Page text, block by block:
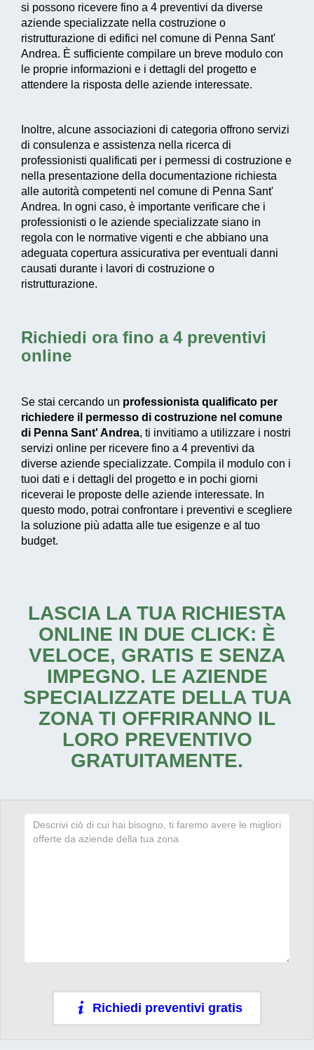
si possono ricevere fino a 4 preventivi da diverse
aziende specializzate nella costruzione o
ristrutturazione di edifici nel comune di Penna Sant'
Andrea. È sufficiente compilare un breve modulo con
le proprie informazioni e i dettagli del progetto e
attendere la risposta delle aziende interessate.
Inoltre, alcune associazioni di categoria offrono servizi
di consulenza e assistenza nella ricerca di
professionisti qualificati per i permessi di costruzione e
nella presentazione della documentazione richiesta
alle autorità competenti nel comune di Penna Sant'
Andrea. In ogni caso, è importante verificare che i
professionisti o le aziende specializzate siano in
regola con le normative vigenti e che abbiano una
adeguata copertura assicurativa per eventuali danni
causati durante i lavori di costruzione o
ristrutturazione.
Richiedi ora fino a 4 preventivi
online
Se stai cercando un professionista qualificato per
richiedere il permesso di costruzione nel comune
di Penna Sant' Andrea, ti invitiamo a utilizzare i nostri
servizi online per ricevere fino a 4 preventivi da
diverse aziende specializzate. Compila il modulo con i
tuoi dati e i dettagli del progetto e in pochi giorni
riceverai le proposte delle aziende interessate. In
questo modo, potrai confrontare i preventivi e scegliere
la soluzione più adatta alle tue esigenze e al tuo
budget.
LASCIA LA TUA RICHIESTA
ONLINE IN DUE CLICK: È
VELOCE, GRATIS E SENZA
IMPEGNO. LE AZIENDE
SPECIALIZZATE DELLA TUA
ZONA TI OFFRIRANNO IL
LORO PREVENTIVO
GRATUITAMENTE.
Richiedi preventivi gratis